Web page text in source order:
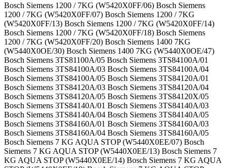
Bosch Siemens 1200 / 7KG (W5420X0FF/06) Bosch Siemens 1200 / 7KG (W5420X0FF/07) Bosch Siemens 1200 / 7KG (W5420X0FF/13) Bosch Siemens 1200 / 7KG (W5420X0FF/14) Bosch Siemens 1200 / 7KG (W5420X0FF/18) Bosch Siemens 1200 / 7KG (W5420X0FF/20) Bosch Siemens 1400 7KG (W5440X0OE/30) Bosch Siemens 1400 7KG (W5440X0OE/47) Bosch Siemens 3TS81100A/05 Bosch Siemens 3TS84100A/01 Bosch Siemens 3TS84100A/03 Bosch Siemens 3TS84100A/04 Bosch Siemens 3TS84100A/05 Bosch Siemens 3TS84120A/01 Bosch Siemens 3TS84120A/03 Bosch Siemens 3TS84120A/04 Bosch Siemens 3TS84120A/05 Bosch Siemens 3TS84120X/05 Bosch Siemens 3TS84140A/01 Bosch Siemens 3TS84140A/03 Bosch Siemens 3TS84140A/04 Bosch Siemens 3TS84140A/05 Bosch Siemens 3TS84160A/01 Bosch Siemens 3TS84160A/03 Bosch Siemens 3TS84160A/04 Bosch Siemens 3TS84160A/05 Bosch Siemens 7 KG AQUA STOP (W5440X0EE/07) Bosch Siemens 7 KG AQUA STOP (W5440X0EE/13) Bosch Siemens 7 KG AQUA STOP (W5440X0EE/14) Bosch Siemens 7 KG AQUA STOP (W5440X0EE/18) Bosch Siemens 7 KG AQUA STOP (W5440X0EE/20) Bosch Siemens 7 KG AQUA STOP (W5440X0EE/26) Bosch Siemens 7 KG AQUA STOP (W5440X0EE/27) Bosch Siemens 7 KG AQUA STOP (W5440X0EE/30) Bosch Siemens 7 KG AQUA STOP (W5440X0EE/32) Bosch Siemens 7 KG AQUA STOP (W5440X0EE/40) Bosch Siemens 7 KG AQUA STOP (W5440X0EE/47) Bosch Siemens 7KG AQUA STOP (W5420X0EU/07) Bosch Siemens 7KG AQUA STOP (W5420X0EU/13) Bosch Siemens 7KG AQUA STOP (W5420X0EU/14) Bosch Siemens 7KG AQUA STOP (W5420X0EU/18) Bosch Siemens 7KG AQUA STOP (W5420X0EU/20) Bosch Siemens 7KG AQUA STOP (W5420X0EU/26) Bosch Siemens 7KG AQUA STOP (W5420X0EU/27) Bosch Siemens 7KG AQUA STOP (W5420X0EU/30) Bosch Siemens 7KG AQUA STOP (W5420X0EU/32) Bosch Siemens 7KG AQUA STOP (W5420X0EU/40) Bosch Siemens 7KG IQ500 AQUASTOP (WI12S441EE/30) Bosch Siemens 7KG IQ500 AQUASTOP (WI12S441EE/32) Bosch Siemens 7KG IQ500 AQUASTOP (WI12S447EE/47) Bosch Siemens 8KG 1600 VARIOPERFECT ANTIMANCAHS AUTOMбTICO AQUASTOP (WM16S77XEE/08) Bosch Siemens ANTI STAIN SYSTEM VARIOPERFECT 9KG IQ700 (WM14S742GR/38) Bosch Siemens ANTIFLECKEN-SYSTEM VARIOPERFECT S14-74 (WM14S742/02) Bosch Siemens ANTIFLECKEN-SYSTEM VARIOPERFECT S14-74 (WM14S742/04) Bosch Siemens ANTIFLECKEN-SYSTEM VARIOPERFECT S14-74 (WM14S742/08) Bosch Siemens ANTIMANCHAS AUTOMбTICO VARIOPERFECT 8KG AQUASTOP (WM12S742EE/04) Bosch Siemens ANTIMANCHAS AUTOMбTICO VARIOPERFECT 8KG AQUASTOP (WM12S742EE/07) Bosch Siemens ANTIMANCHAS AUTOMбTICO VARIOPERFECT 8KG AQUASTOP (WM12S742EE/08) Bosch Siemens ANTIMANCHAS AUTOMбTICO VARIOPERFECT 8KG AQUASTOP (WM14S742EE/01) Bosch Siemens ANTIMANCHAS AUTOMбTICO VARIOPERFECT 8KG AQUASTOP (WM14S742EE/04) Bosch Siemens ANTIMANCHAS AUTOMбTICO VARIOPERFECT 8KG AQUASTOP (WM14S742EE/08) Bosch Siemens ANTIMANCHAS AUTOMбTICO VARIOPERFECT 8KG AQUASTOP (WM16S742EE/08) Bosch Siemens ANTISTAIN SYSTEM IQDRIVE VARIOPERFECT IQ700 (WM16S750DN/23) Bosch Siemens APLUSA TI7110 7KG VOL. 55L (3TI71100A/07) Bosch Siemens APLUSA TI7110 7KG VOL. 55L (3TI71100A/13) Bosch Siemens APLUSA TI7110 7KG VOL. 55L (3TI71100A/14) Bosch Siemens APLUSA TI7110 7KG VOL. 55L (3TI71100A/18) Bosch Siemens APLUSA TI7110 7KG VOL. 55L (3TI71100A/20) Bosch Siemens APLUSA TI7110 7KG VOL. 55L (3TI71100A/26) Bosch Siemens APLUSA TI7110 7KG VOL. 55L (3TI71100A/27) Bosch Siemens APLUSA TI7110 7KG VOL. 55L (3TI71100A/30) Bosch Siemens APLUSA TI7410 7KG VOL.55L (3TI74100A/07) Bosch Siemens APLUSA TI7410 7KG VOL.55L (3TI74100A/13) Bosch Siemens APLUSA TI7410 7KG VOL.55L (3TI74100A/14) Bosch Siemens APLUSA TI7410 7KG VOL.55L (3TI74100A/18) Bosch Siemens APLUSA TI7410 7KG VOL.55L (3TI74100A/20) Bosch Siemens APLUSA TI7410 7KG VOL.55L (3TI74100A/26) Bosch Siemens APLUSA TI7410 7KG VOL.55L (3TI74100A/27) Bosch Siemens APLUSA TI7412 7KG VOL.55L (3TI74120A/07) Bosch Siemens APLUSA TI7412 7KG VOL.55L (3TI74120A/13) Bosch Siemens APLUSA TI7412 7KG VOL.55L (3TI74120A/14) Bosch Siemens APLUSA TI7412 7KG VOL.55L (3TI74120A/18) Bosch Siemens APLUSA TI7412 7KG VOL.55L (3TI74120A/20) Bosch Siemens APLUSA TI7412 7KG VOL.55L (3TI74120A/26) Bosch Siemens APLUSA TI7412 7KG VOL.55L (3TI74120A/27) Bosch Siemens APLUSA TI7412 7KG VOL.55L (3TI74120A/30) Bosch Siemens APLUSA VOL.65L 8KG (3TS81100A/07) Bosch Siemens APLUSA VOL.65L 8KG (3TS81100A/08) Bosch Siemens APLUSA VOL.65L 8KG (3TS81100A/09) Bosch Siemens APLUSA VOL.65L 8KG (3TS81100A/10) Bosch Siemens APLUSA VOL.65L 8KG (3TS81100A/11) Bosch Siemens APLUSA VOL.65L 8KG (3TS81100A/12) Bosch Siemens APLUSA VOL.65L 8KG (3TS81100A/14) Bosch Siemens APLUSA VOL.65L 8KG (3TS81100A/16) Bosch Siemens APLUSA VOL.65L 8KG (3TS81100A/18) Bosch Siemens AQUASTOP 1000GIRI IQDRIVE ECOGENIUS 8KG S10-72 SISTEMA ANTIM (WM10S722IT/04) Bosch Siemens AQUASTOP 1000GIRI IQDRIVE ECOGENIUS 8KG S10-72 SISTEMA ANTIM (WM10S722IT/08) Bosch Siemens ASCENTA (WAP24200UC/05) Bosch Siemens ASCENTA (WAP24200UC/11) Bosch Siemens AVANTIXX 9 VARIOPERFECT 9KG 1000GIRI, ECOLOGI AQUA VIGIL (WAS20320IT/07) Bosch Siemens AVANTIXX 9 VARIOPERFECT 9KG 1000GIRI, ECOLOGI AQUA VIGIL (WAS20320IT/16) Bosch Siemens AVANTIXX 9 VARIOPERFECT 9KG 1000GIRI, ECOLOGI AQUA VIGIL (WAS20320IT/23) Bosch Siemens AVANTIXX 9 VARIOPERFECT 9KG 1000GIRI, ECOLOGI AQUA VIGIL (WAS20320IT/38) Bosch Siemens AVANTIXX 9 VARIOPERFECT 9KG 1000GIRI, ECOLOGI AQUA VIGIL (WAS20320IT/45) Bosch Siemens AVANTIXX 9 VARIOPERFECT 9KG 1000GIRI, ECOLOGI AQUA VIGIL (WAS20320IT/50) Bosch Siemens AVANTIXX 9 VARIOPERFECT 9KG 1000GIRI, ECOLOGI AQUA VIGIL (WAS20320IT/57) Bosch Siemens AXXIS (WAS20160UC/01) Bosch Siemens AXXIS (WAS20160UC/16) Bosch Siemens AXXIS (WAS20160UC/18) Bosch Siemens AXXIS (WAS20160UC/20) Bosch Siemens AXXIS (WAS20160UC/23) Bosch Siemens AXXIS (WAS20160UC/28) Bosch Siemens AXXIS (WAS20160UC/33) Bosch Siemens AXXIS (WAS20160UC/38) Bosch Siemens AXXIS+ (WAS24460UC/01) Bosch Siemens AXXIS+ (WAS24460UC/16) Bosch Siemens AXXIS+ (WAS24460UC/18) Bosch Siemens BOSCH (WAP24200TC/11) Bosch Siemens BOSCH ECOLOGIXX8 VARIOPERFECT AQUAVIGIL ECOSILENCEDRIVE SIST (WAS28722IT/04) Bosch Siemens BOSCH LOGIXX 8 VARIOPERFECT (WAS28890/01) Bosch Siemens BOSCH LOGIXX 8 VARIOPERFECT (WAS28890/05) Bosch Siemens BOSCH LOGIXX 8 VARIOPERFECT (WAS28890/15) Bosch Siemens BOSCH LOGIXX 8 VARIOPERFECT (WAS28890/23) Bosch Siemens BOSCH LOGIXX 8 VARIOPERFECT (WAS32843/04) Bosch Siemens BOSCH LOGIXX 8 VARIOPERFECT (WAS32893/04) Bosch Siemens BOSCH LOGIXX 8 VARIOPERFECT 8KG 1200GIRI AQUAVIG SIS.ANTI.EC (WAS24723IT/07) Bosch Siemens BOSCH LOGIXX 8 VARIOPERFECT AQUASTOP (WAS28391NL/15) Bosch Siemens BOSCH LOGIXX 8 VARIOPERFECT AQUASTOP (WAS28391NL/38) Bosch Siemens BOSCH LOGIXX 8 VARIOPERFECT AQUASTOP (WAS28444NL/38) Bosch Siemens BOSCH LOGIXX 8 VARIOPERFECT AQUASTOP (WAS32391NL/10) Bosch Siemens BOSCH LOGIXX 8 VARIOPERFECT AQUASTOP (WAS32391NL/15) Bosch Siemens BOSCH LOGIXX 8 VARIOPERFECT AQUASTOP (WAS32391NL/38) Bosch Siemens BOSCH LOGIXX 8 VARIOPERFECT AQUASTOP AQUASTAR 1400 (WAS283A1NL/15) Bosch Siemens BOSCH LOGIXX 8 VARIOPERFECT AQUASTOP AQUASTAR 1400 (WAS283A1NL/38) Bosch Siemens BOSCH LOGIXX 8 VARIOPERFECT AQUASTOP VLEKKENAUTOMAAT (WAS28743NL/07) Bosch Siemens BOSCH LOGIXX 8 VARIOPERFECT AQUASTOP VLEKKENAUTOMAAT (WAS32743NL/10) Bosch Siemens BOSCH LOGIXX 8 VARIOPERFECT EXCLUSIV VLEKKENAUTOMAAT AQUAST (WAS32793NL/10) Bosch Siemens BOSCH LOGIXX 8 VARIOPERFECT FLECKEN-AUTOMATIK (WAS32743/10) Bosch Siemens BOSCH LOGIXX 8 VARIOPERFECT MADE IN GERMANY (WAS28493/07) Bosch Siemens BOSCH LOGIXX 8 VARIOPERFECT MADE IN GERMANY (WAS28493/13) Bosch Siemens BOSCH LOGIXX 8 VARIOPERFECT MADE IN GERMANY (WAS28493/38) Bosch Siemens BOSCH LOGIXX 8 VARIOPERFECT MADE IN GERMANY (WAS32493/07) Bosch Siemens BOSCH LOGIXX 8 VARIOPERFECT MADE IN GERMANY (WAS32493/10) Bosch Siemens BOSCH LOGIXX 8 VARIOPERFECT MADE IN GERMANY (WAS32493/13) Bosch Siemens BOSCH LOGIXX 8 VARIOPERFECT MADE IN GERMANY (WAS32493/15) Bosch Siemens BOSCH LOGIXX 8 VARIOPERFECT MADE IN GERMANY (WAS32493/38) Bosch Siemens BOSCH LOGIXX 8 VARIOPERFECT TOUCH CONTROL ECOSILENCE DRIVE (WAS28743PL/15) Bosch Siemens BOSCH LOGIXX 8 VARIOPERFECT TOUCH CONTROL ECOSILENCE DRIVE (WAS28743PL/38) Bosch Siemens BOSCH LOGIXX VARIO PERFECT ECOSILENCEDRIVE MADE IN GERMANY (WAS327X0GC/23) Bosch Siemens BOSCH LOGIXX8 NOIR VARIOPERFECT; ECOSILENCE DRIVE;AQUAVIGIL (WAS247B2IT/04) Bosch Siemens BOSCH LOGIXX8 NOIR VARIOPERFECT; ECOSILENCE DRIVE;AQUAVIGIL (WAS247B2IT/07) Bosch Siemens BOSCH LOGIXX8 NOIR VARIOPERFECT; ECOSILENCE DRIVE;AQUAVIGIL (WAS247B2IT/08) Bosch Siemens BOSCH LOGIXX8 VARIOPERFECT (WAS28472EX/04) Bosch Siemens BOSCH LOGIXX8 VARIOPERFECT (WAS28472EX/08) Bosch Siemens BOSCH LOGIXX8 VARIOPERFECT AQUASTOP (WAS283A0NL/04) Bosch Siemens BOSCH LOGIXX8 VARIOPERFECT AQUASTOP VLEKKENAUTOMAAT (WAS28792NL/01) Bosch Siemens BOSCH LOGIXX8 VARIOPERFECT AQUASTOP VLEKKENAUTOMAAT (WAS28792NL/04) Bosch Siemens BOSCH LOGIXX8 VARIOPERFECT, ECOSILENTDRIVE (WAS20460TR/01) Bosch Siemens BOSCH LOGIXX8 VARIOPERFECT, ECOSILENTDRIVE (WAS20460TR/04) Bosch Siemens BOSCH LOGIXX8 VARIOPERFECT, ECOSILENTDRIVE (WAS20460TR/06) Bosch Siemens BOSCH LOGIXX8 VARIOPERFECT, ECOSILENTDRIVE (WAS20460TR/07) Bosch Siemens BOSCH LOGIXX8 VARIOPERFECT, ECOSILENTDRIVE (WAS20460TR/08) Bosch Siemens BOSCH LOGIXX8 VARIOPERFECT, ECOSILENTDRIVE (WAS24460TR/01) Bosch Siemens BOSCH LOGIXX8 VARIOPERFECT, ECOSILENTDRIVE (WAS24460TR/04) Bosch Siemens BOSCH LOGIXX8 VARIOPERFECT, ECOSILENTDRIVE (WAS24460TR/06) Bosch Siemens BOSCH LOGIXX8 VARIOPERFECT, ECOSILENTDRIVE (WAS24460TR/07) Bosch Siemens BOSCH LOGIXX8 VARIOPERFECT, ECOSILENTDRIVE (WAS24460TR/08) Bosch Siemens BOSCH LOGIXX8 VARIOPERFECT, SPEEDWASH (WAS284E2/04) Bosch Siemens BOSCH LOGIXX8 VARIOPERFECT, SPEEDWASH (WAS284E2/08) Bosch Siemens BOSCH LOGIXX8 VARIOPERFECT;AQUASTOP 8KG;ECOSILENCE DRIVE (WAS32794ME/08) Bosch Siemens BOSCH LOGIXX8 VARIOPERFECT;OTOMATIK LEKE C#KARTMA;ECOSILENCE (WAS20762TR/01) Bosch Siemens BOSCH LOGIXX8 VARIOPERFECT;OTOMATIK LEKE C#KARTMA;ECOSILENCE (WAS20762TR/04) Bosch Siemens BOSCH LOGIXX8 VARIOPERFECT;OTOMATIK LEKE C#KARTMA;ECOSILENCE (WAS20762TR/06) Bosch Siemens BOSCH LOGIXX8 VARIOPERFECT;OTOMATIK LEKE C